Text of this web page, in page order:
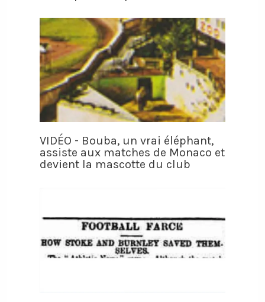
VIDÉO - Bouba, un vrai éléphant,
assiste aux matches de Monaco et
devient la mascotte du club